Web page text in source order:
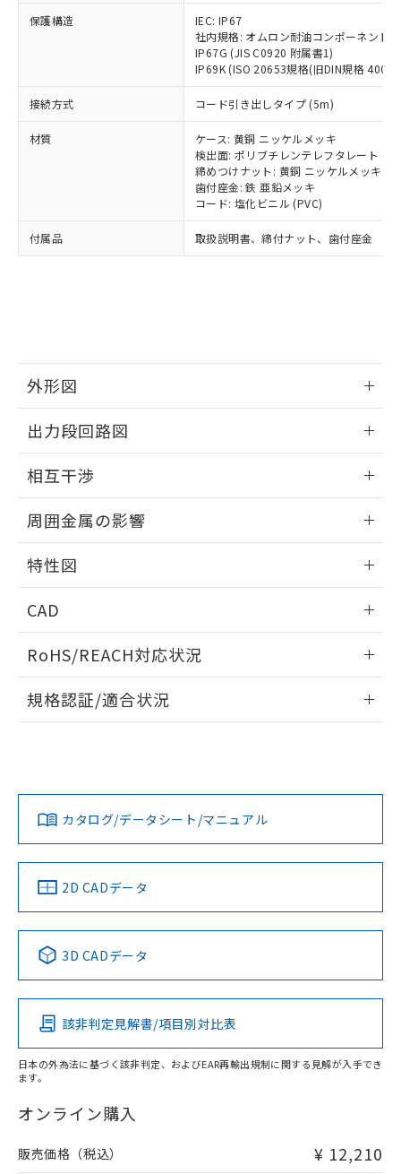
保護構造
IEC: IP67
社内規格: オムロン耐油コンポーネント
IP67G (JIS C0920 附属書1)
IP69K (ISO 20653規格(旧DIN規格
接続方式 コード引き出しタイプ (5m)
材質
ケース: 黄銅 ニッケルメッキ
検出面: ポリブチレンテレフタレート
締めつけナット: 黄銅 ニッケルメッキ
歯付座金: 鉄 亜鉛メッキ
コード: 塩化ビニル (PVC)
付属品 取扱説明書、締付ナット、歯付座金
外形図
外形図
出力段回路図
出力段回路図
タイムチャート
相互干渉
相互干渉
A: 40mm以上、B: 30mm以上
周囲金属の影響
周囲金属の影響
上、n: 20mm以上
特性図
検出物体の大きさと材質による影響
検出領域
CAD
ドすることができます。
ログイン/会員登録
ダウンロードデータをご利用いただく前に、以下を必ずお読
みください。
ソフトウェアの使用条件
RoHS/REACH対応状況
EU RoHS 注意事項・凡例
対応済み
中国 RoHS 注意事項・凡例
Pb Hg Cd Cr(VI)
O
在庫等で未対応品が混在する可能性があります。
問い合わせください。
規格認証/適合状況
LR型式承認
（イギリス
船舶規格）
DNV型式承認
（ノルウェー
BV型式承認
（フランス
KR型式
（韓国
No No No No
この製品の規格認証/適合状況ページへ
その他の認証はこちらのページからご検索ください
カタログ/データシート/マニュアル
2D CADデータ
3D CADデータ
該非判定見解書/項目別対比表
日本の外為法に基づく該非判定、およびEAR再輸出規制に関する見解が入手でき
ます。
オンライン購入
販売価格（税込） ¥ 12,210
覧された時点での実際の在庫および標
準価格とは異なる場合があることをご
正式な納期状況および標準価格はお客
様のお取引先、またはお客様担当のオ
ムロン制御機器販売店・当社販売員に
ご相談ください。
オムロン制御機器販売店や当社販売拠
販売ネットワーク
」をご確認
在庫状況および標準価格結果を当社の
事前の承諾なく第三者に漏洩または開
示しないようお願いします。
マイパーツ機能（部品リスト作成サー
および当社の共同利用者が、当社の製
※当社の共同利用者とは、
の共同利用に関して"
の「1.共同利
指します。
ミウム(Cd) 100ppm以下、
六価クロム(Cr(Ⅵ)) 1000ppm以下、ポリ臭化ビフェニル
類(PBB) 1000ppm以下、ポリ臭化ジフェニルエーテル類
(PBDE) 1000ppm以下、フタル酸ビス(2-エチルヘキシ
ル) (DEHP)(別名：DOP) 1000ppm以下、フタル酸ブチ
ルベンジル（BBP） 1000ppm以下、フタル酸ジブチル
（DBP） 1000ppm以下、フタル酸ジイソブチル
(DIBP) 1000ppm以下
但し、RoHS指令で産業用監視および制御機器に対する
フタル酸エステル類の４物質については閾値を超える意
図的な使用がないことを確認しています。
部品在庫の切り替え状況などにより、予定
月が前後することがあります。
とができます。
EU RoHS指令（10物質）の非含有証明書
51物質の非含有証明書（当社基準）
※本証明書は発行日時点で非含有を証明す
るもので、過去に遡って非含有を証明する
また、RoHS指令のフタル酸エステル類４
物質の対応では、対応完了までの期間は出
荷製品に未対応品が混在することから備考
り、2022年1月12日より割愛しておりま
す。
Pb(鉛) :1000ppm、 Hg(水銀) : 1000ppm、 Cd(カドミウ
ム) : 100ppm、
Cr(Ⅵ)(六価クロム) : 1000ppm、 PBBs(ポリ臭化ビフェ
ニル類) : 1000ppm、 PBDEs(ポリ臭化ジフェニルエーテ
DBP(フタル酸ジブチル) : 1000ppm、 DIBP(フタル酸ジ
イソブチル) : 1000ppm、 BBP(フタル酸ブチルベンジ
ル) : 1000ppm、
DEHP(フタル酸ビス(2-エチルヘキシル)) : 1000ppm
※2 環境保護使用期限
「ｅ」：有害物質（10物質）のすべてが基
準値以下であることを示します。
「10」：通常の使用状況下において有害物
質が外部に漏えいし、環境に深刻な影響を
可)を取得するなどの必要な手続きを
当社は規制貨物を破棄する場合は、完
全に破砕するなど、違法に輸出されな
いよう必要な手段を講じます。
当社は貴社製品を、核兵器、ミサイ
ル、化学兵器、生物兵器またはその他
武器並びにこれらの製造装置等に一切
使用いたしません。
当社は、貴社製品を第三者に販売する
場合は、上記1、2および3の内容を当
該第三者に通知します。また当社は、
販売先および販売に係わる関係者が違
法に輸出するおそれがある場合は、取
一定数以上の在庫あり
一定数には満たないが在庫あり
在庫なし(最新の在庫状況につ
いては、お客様のお取引先、ま
たはお客様担当のオムロン制御
機器販売店・当社販売員にご確
認ください)
受注生産機種、また在庫状況の